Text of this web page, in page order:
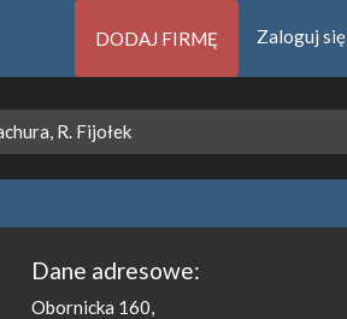
DODAJ FIRMĘ Zaloguj się
R. Fijołek
Dane adresowe:
Obornicka 160,